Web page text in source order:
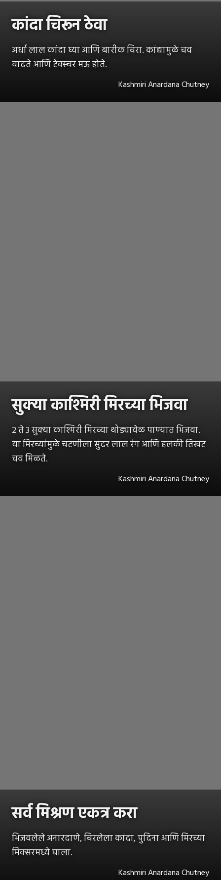
कांदा चिरून ठेवा
अर्धा लाल कांदा घ्या आणि बारीक चिरा. कांद्यामुळे चव
वाढते आणि टेक्स्चर मऊ होते.
Kashmiri Anardana Chutney
सुक्या काश्मिरी मिरच्या भिजवा
२ ते ३ सुक्या काश्मिरी मिरच्या थोड्यावेळ पाण्यात भिजवा.
या मिरच्यांमुळे चटणीला सुंदर लाल रंग आणि हलकी तिखट
चव मिळते.
Kashmiri Anardana Chutney
सर्व मिश्रण एकत्र करा
भिजवलेले अनारदाणे, चिरलेला कांदा, पुदिना आणि मिरच्या
मिक्सरमध्ये घाला.
Kashmiri Anardana Chutney